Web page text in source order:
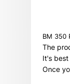
BM 350
The
It's
Once